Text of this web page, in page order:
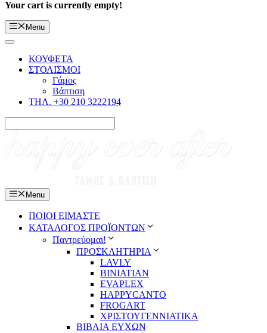
Your cart is currently empty!
Menu
ΚΟΥΦΕΤΑ
ΣΤΟΛΙΣΜΟΙ
Γάμος
Βάπτιση
ΤΗΛ. +30 210 3222194
Menu
ΠΟΙΟΙ ΕΙΜΑΣΤΕ
ΚΑΤΑΛΟΓΟΣ ΠΡΟΪΟΝΤΩΝ
Παντρεύομαι!
ΠΡΟΣΚΛΗΤΗΡΙΑ
LAVLY
BINIATIAN
EVAPLEX
HAPPYCANTO
FROGART
ΧΡΙΣΤΟΥΓΕΝΝΙΑΤΙΚΑ
ΒΙΒΛΙΑ ΕΥΧΩΝ